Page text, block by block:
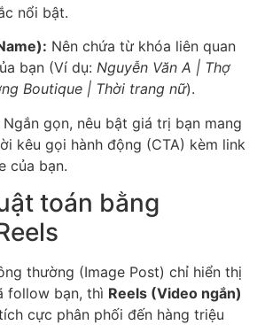
nổi bật.
Nên chứa từ khóa liên quan
bạn (Ví dụ: Nguyễn Văn A | Thợ
Boutique | Thời trang nữ).
Ngắn gọn, nêu bật giá trị bạn mang
kêu gọi hành động (CTA) kèm link
của bạn.
toán bằng
thường (Image Post) chỉ hiển thị
follow bạn, thì Reels (Video ngắn)
cực phân phối đến hàng triệu